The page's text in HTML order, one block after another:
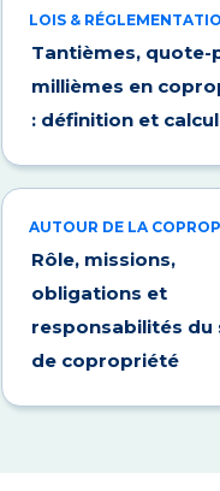
LOIS &
Tantièmes, quote-
millièmes en
: définition et calcul
AUTOUR DE LA
Rôle, missions,
obligations et
responsabilités du
de copropriété